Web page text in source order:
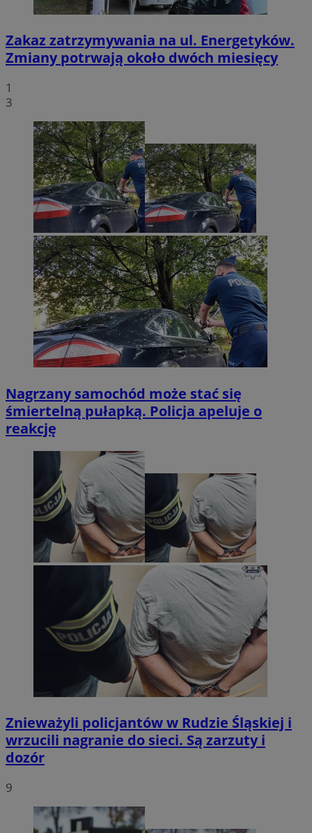
Zakaz zatrzymywania na ul. Energetyków.
Zmiany potrwają około dwóch miesięcy
1
3
Nagrzany samochód może stać się
śmiertelną pułapką. Policja apeluje o
reakcję
Znieważyli policjantów w Rudzie Śląskiej i
wrzucili nagranie do sieci. Są zarzuty i
dozór
9